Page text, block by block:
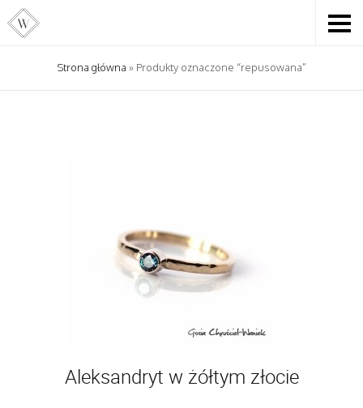
Strona główna » Produkty oznaczone “repusowana”
Aleksandryt w żółtym złocie